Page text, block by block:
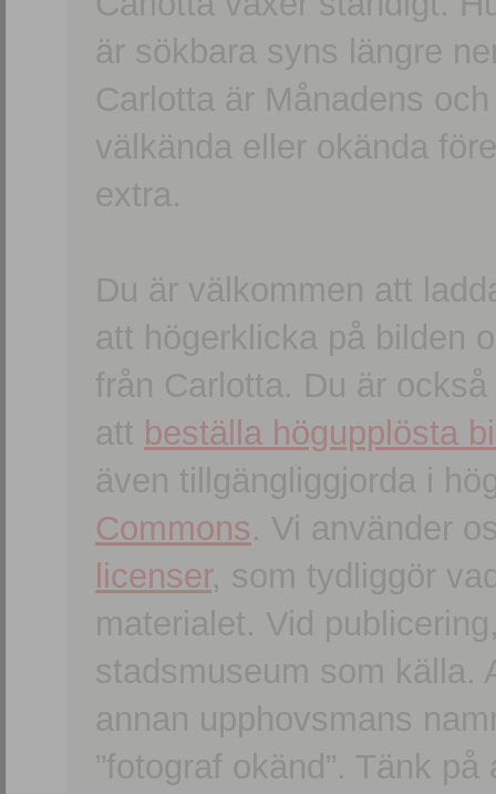
är sökbara syns längre
Carlotta är Månadens
välkända eller okända
extra.
Du är välkommen att
att högerklicka på bilden
från Carlotta. Du är
att beställa högupplösta
även tillgängliggjorda i
Commons. Vi använder
licenser, som tydliggör
materialet. Vid
stadsmuseum som källa.
annan upphovsmans
”fotograf okänd”. Tänk